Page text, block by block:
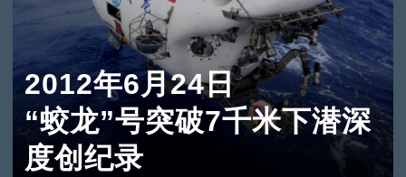
2012年6月24日
“蛟龙”号突破7千米下潜深
度创纪录